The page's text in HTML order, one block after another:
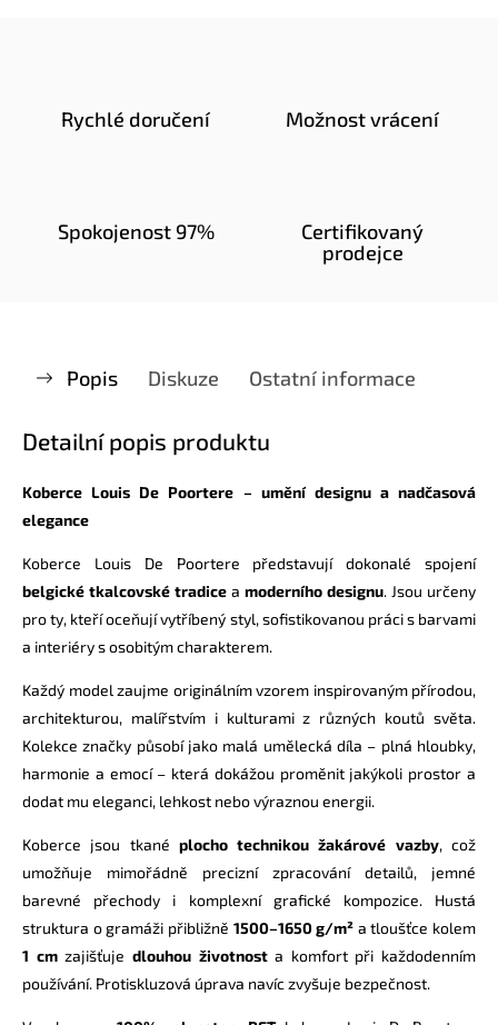
Rychlé doručení Možnost vrácení
Spokojenost 97%
Certifikovaný
prodejce
Popis Diskuze Ostatní informace
Detailní popis produktu
Koberce Louis De Poortere – umění designu a nadčasová
elegance
Koberce Louis De Poortere představují dokonalé spojení
belgické tkalcovské tradice a moderního designu. Jsou určeny
pro ty, kteří oceňují vytříbený styl, sofistikovanou práci s barvami
a interiéry s osobitým charakterem.
Každý model zaujme originálním vzorem inspirovaným přírodou,
architekturou, malířstvím i kulturami z různých koutů světa.
Kolekce značky působí jako malá umělecká díla – plná hloubky,
harmonie a emocí – která dokážou proměnit jakýkoli prostor a
dodat mu eleganci, lehkost nebo výraznou energii.
Koberce jsou tkané plocho technikou žakárové vazby, což
umožňuje mimořádně precizní zpracování detailů, jemné
barevné přechody i komplexní grafické kompozice. Hustá
struktura o gramáži přibližně 1500–1650 g/m² a tloušťce kolem
1 cmzajišťuje dlouhou životnosta komfort při každodenním
používání. Protiskluzová úprava navíc zvyšuje bezpečnost.